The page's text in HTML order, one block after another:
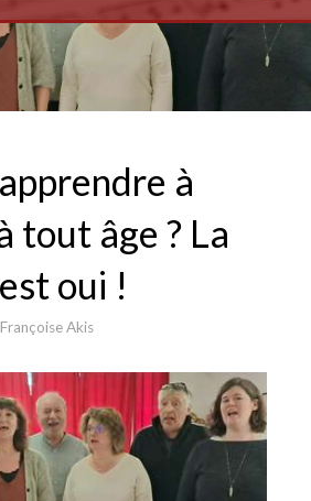
à
tout âge ? La
oui !
Françoise Akis